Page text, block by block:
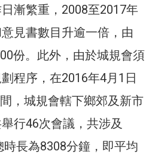
日漸繁重，2008至2017年
見書數目升逾一倍，由
份。此外，由於城規會須
程序，在2016年4月1日
，城規會轄下鄉郊及新市
行46次會議，共涉及
長為8308分鐘，即平均